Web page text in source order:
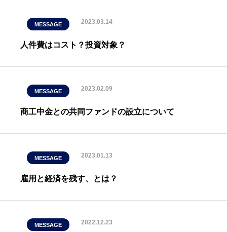
MESSAGE 2023.03.14
人件費はコスト？投資対象？
MESSAGE 2023.02.09
商工中金との共同ファンドの設立について
MESSAGE 2023.01.13
雇用と経済を残す、とは？
MESSAGE 2022.12.23